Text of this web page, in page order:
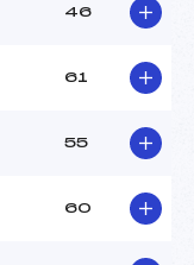
46
61
55
60